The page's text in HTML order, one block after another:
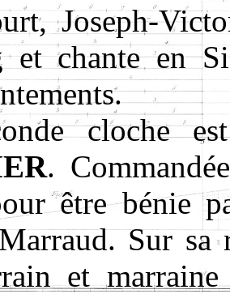
Joseph-
et chante en
cloche
.
être bénie
Sur sa
et